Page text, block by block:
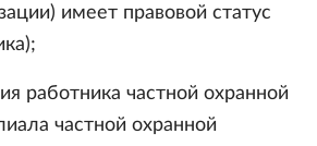
имеет правовой статус
работника частной охранной
частной охранной